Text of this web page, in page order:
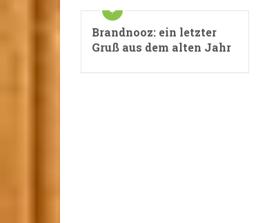
Brandnooz: ein letzter
Gruß aus dem alten Jahr